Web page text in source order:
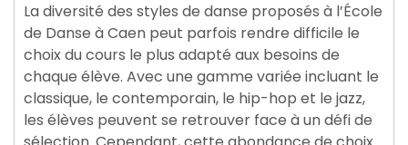
La diversité des styles de danse proposés à l’École
de Danse à Caen peut parfois rendre difficile le
choix du cours le plus adapté aux besoins de
chaque élève. Avec une gamme variée incluant le
classique, le contemporain, le hip-hop et le jazz,
les élèves peuvent se retrouver face à un défi de